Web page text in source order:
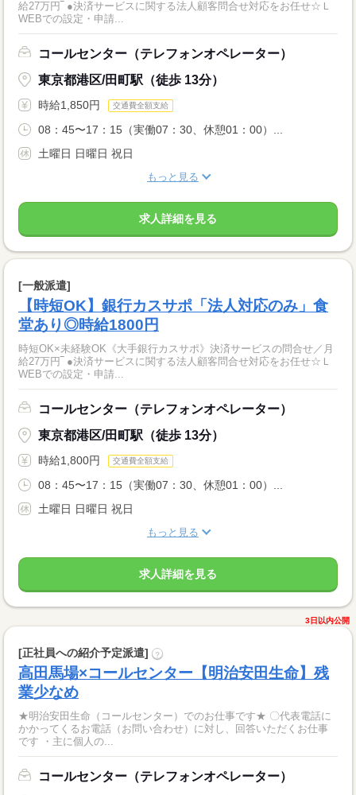
給27万円‾ ●決済サービスに関する法人顧客問合せ対応をお任せ☆Ｌ
WEBでの設定・申請...
コールセンター（テレフォンオペレーター）
東京都港区/田町駅（徒歩 13分）
時給1,850円 交通費全額支給
08：45〜17：15（実働07：30、休憩01：00）...
土曜日 日曜日 祝日
もっと見る
求人詳細を見る
[一般派遣]
【時短OK】銀行カスサポ「法人対応のみ」食
堂あり◎時給1800円
時短OK×未経験OK《大手銀行カスサポ》決済サービスの問合せ／月
給27万円‾ ●決済サービスに関する法人顧客問合せ対応をお任せ☆Ｌ
WEBでの設定・申請...
コールセンター（テレフォンオペレーター）
東京都港区/田町駅（徒歩 13分）
時給1,800円 交通費全額支給
08：45〜17：15（実働07：30、休憩01：00）...
土曜日 日曜日 祝日
もっと見る
求人詳細を見る
3日以内公開
[正社員への紹介予定派遣] ?
高田馬場×コールセンター【明治安田生命】残
業少なめ
★明治安田生命（コールセンター）でのお仕事です★ 〇代表電話に
かかってくるお電話（お問い合わせ）に対し、回答いただくお仕事
です ・主に個人の...
コールセンター（テレフォンオペレーター）